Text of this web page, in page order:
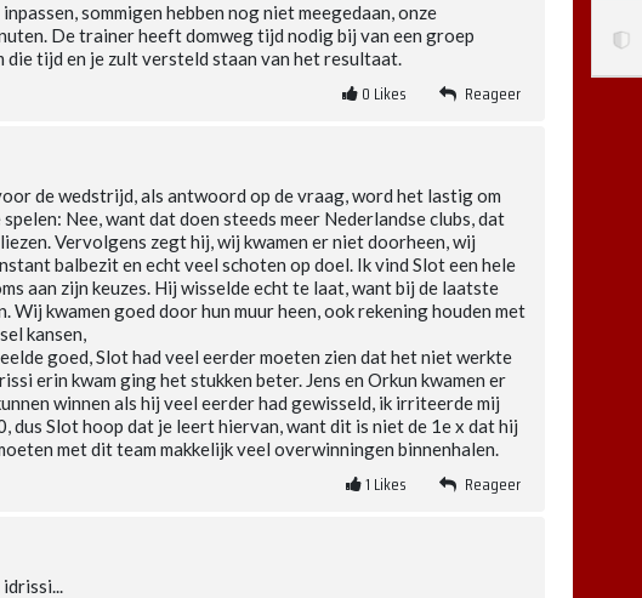
sommigen hebben nog niet meegedaan, onze
De trainer heeft domweg tijd nodig bij van een groep
die tijd en je zult versteld staan van het resultaat.
0 Likes Reageer
de wedstrijd, als antwoord op de vraag, word het lastig om
Nee, want dat doen steeds meer Nederlandse clubs, dat
Vervolgens zegt hij, wij kwamen er niet doorheen, wij
balbezit en echt veel schoten op doel. Ik vind Slot een hele
aan zijn keuzes. Hij wisselde echt te laat, want bij de laatste
Wij kwamen goed door hun muur heen, ook rekening houden met
kansen,
goed, Slot had veel eerder moeten zien dat het niet werkte
erin kwam ging het stukken beter. Jens en Orkun kwamen er
winnen als hij veel eerder had gewisseld, ik irriteerde mij
dus Slot hoop dat je leert hiervan, want dit is niet de 1e x dat hij
met dit team makkelijk veel overwinningen binnenhalen.
1 Likes Reageer